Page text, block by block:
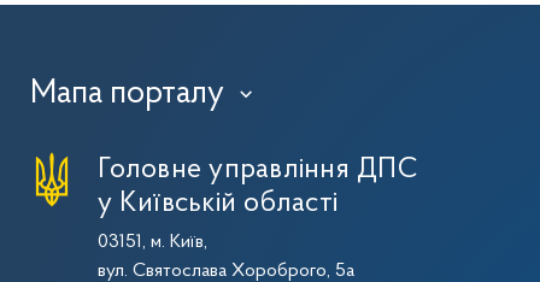
Мапа порталу ›
Головне управління ДПС
у Київській області
03151, м. Київ,
вул. Святослава Хороброго, 5а